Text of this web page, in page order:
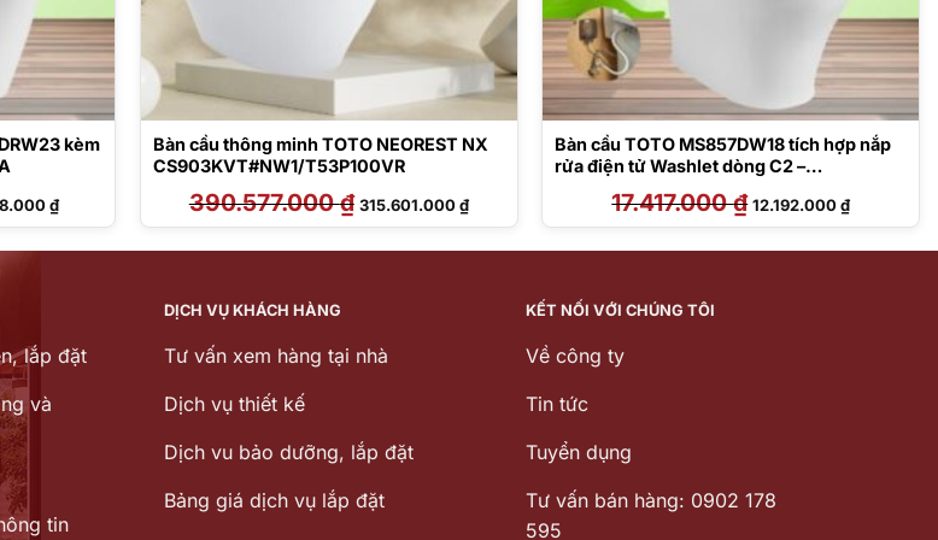
kèm
₫Giá
hiện
tại
39.848.000 ₫.
Bàn cầu thông minh TOTO NEOREST NX
CS903KVT#NW1/T53P100VR
390.577.000₫ Giá
gốc
là:
315.601.000₫Giá
hiện
tại
315.601.000 ₫.
Bàn cầu TOTO MS857DW18 tích hợp nắp
rửa điện tử Washlet dòng C2 –
17.417.000₫ Giá
gốc
là:
12.192.000₫Giá
hiện
tại
12.192.000
lắp đặt
và
tin
DỊCH VỤ KHÁCH HÀNG
Tư vấn xem hàng tại nhà
Dịch vụ thiết kế
Dịch vu bảo dưỡng, lắp đặt
Bảng giá dịch vụ lắp đặt
KẾT NỐI VỚI CHÚNG TÔI
Về công ty
Tin tức
Tuyển dụng
Tư vấn bán hàng: 0902 178
595